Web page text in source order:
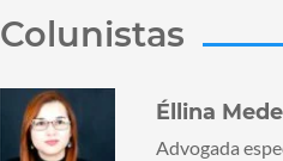
Colunistas
Éllina
Advogada